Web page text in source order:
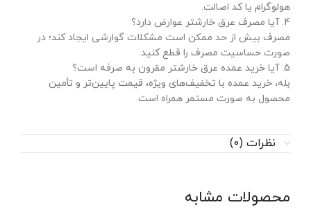
هولوگرام یا کد اصالت.
4. آیا مصرف عرق خارشتر عوارض دارد؟
مصرف بیش از حد ممکن است مشکلات گوارشی ایجاد کند؛ در
صورت حساسیت مصرف را قطع کنید.
5. آیا خرید عمده عرق خارشتر مقرون به صرفه است؟
بله، خرید عمده با تخفیف‌های ویژه، قیمت پایین‌تر و تأمین
محصول به صورت مستمر همراه است.
نظرات (0)
محصولات مشابه